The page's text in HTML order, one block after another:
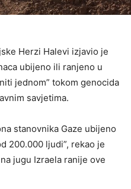
Herzi Halevi izjavio je
ubijeno ili ranjeno u
jednom” tokom genocida
savjetima.
stanovnika Gaze ubijeno
200.000 ljudi”, rekao je
jugu Izraela ranije ove